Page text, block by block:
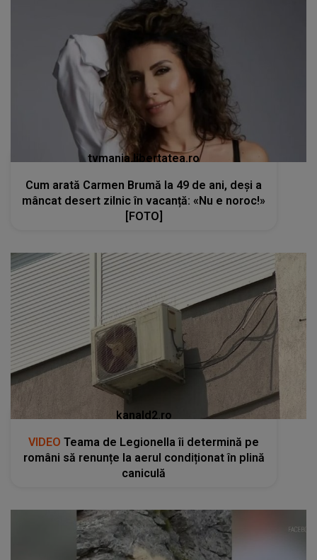
tvmania.libertatea.ro
Cum arată Carmen Brumă la 49 de ani, deși a
mâncat desert zilnic în vacanță: «Nu e noroc!»
[FOTO]
kanald2.ro
VIDEO Teama de Legionella îi determină pe
români să renunțe la aerul condiționat în plină
caniculă